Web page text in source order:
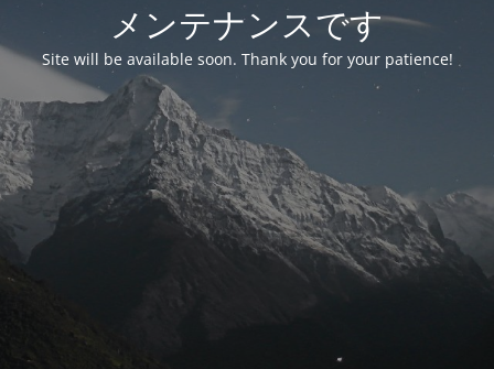
メンテナンスです
Site will be available soon. Thank you for your patience!